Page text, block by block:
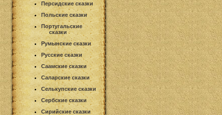
Персидские сказки
Польские сказки
Португальские
сказки
Румынские сказки
Русские сказки
Саамские сказки
Саларские сказки
Селькупские сказки
Сербские сказки
Сирийские сказки